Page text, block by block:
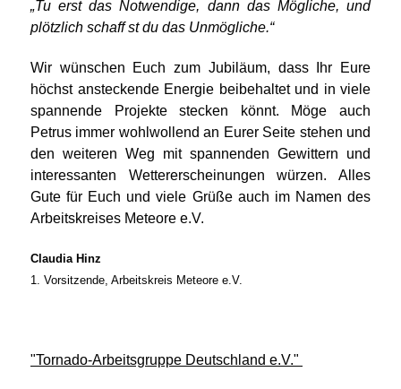
„Tu erst das Notwendige, dann das Mögliche, und
plötzlich schaff st du das Unmögliche.“
Wir wünschen Euch zum Jubiläum, dass Ihr Eure
höchst ansteckende Energie beibehaltet und in viele
spannende Projekte stecken könnt. Möge auch
Petrus immer wohlwollend an Eurer Seite stehen und
den weiteren Weg mit spannenden Gewittern und
interessanten Wettererscheinungen würzen. Alles
Gute für Euch und viele Grüße auch im Namen des
Arbeitskreises Meteore e.V.
Claudia Hinz
1. Vorsitzende, Arbeitskreis Meteore e.V.
"Tornado-Arbeitsgruppe Deutschland e.V."